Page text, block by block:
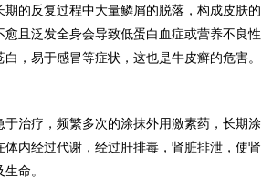
的反复过程中大量鳞屑的脱落，构成皮肤的
且泛发全身会导致低蛋白血症或营养不良性
，易于感冒等症状，这也是牛皮癣的危害。
治疗，频繁多次的涂抹外用激素药，长期涂
内经过代谢，经过肝排毒，肾脏排泄，使肾
命。